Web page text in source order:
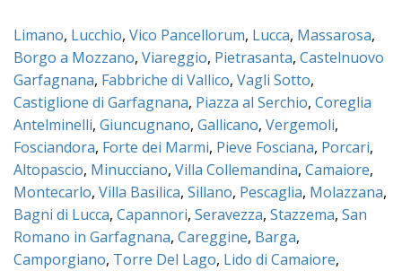
Limano, Lucchio, Vico Pancellorum, Lucca, Massarosa,
Borgo a Mozzano, Viareggio, Pietrasanta, Castelnuovo
Garfagnana, Fabbriche di Vallico, Vagli Sotto,
Castiglione di Garfagnana, Piazza al Serchio, Coreglia
Antelminelli, Giuncugnano, Gallicano, Vergemoli,
Fosciandora, Forte dei Marmi, Pieve Fosciana, Porcari,
Altopascio, Minucciano, Villa Collemandina, Camaiore,
Montecarlo, Villa Basilica, Sillano, Pescaglia, Molazzana,
Bagni di Lucca, Capannori, Seravezza, Stazzema, San
Romano in Garfagnana, Careggine, Barga,
Camporgiano, Torre Del Lago, Lido di Camaiore,